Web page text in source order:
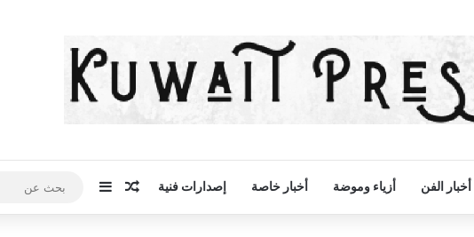
أخبار الفن أزياء وموضة أخبار خاصة إصدارات فنية مقال عشوائي
إضافة عمود جانبي